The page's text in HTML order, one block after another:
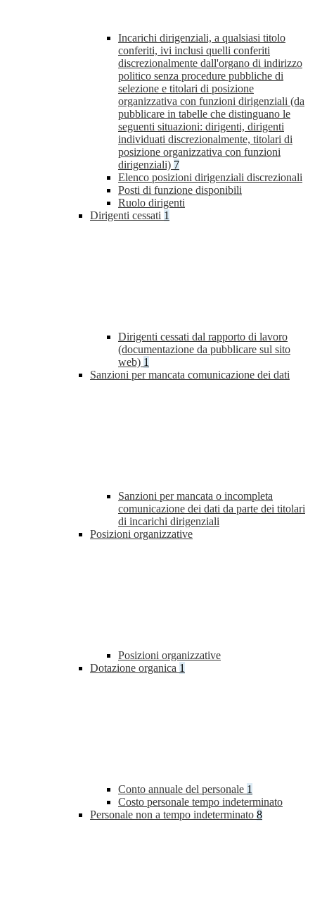
Incarichi dirigenziali, a qualsiasi titolo
conferiti, ivi inclusi quelli conferiti
discrezionalmente dall'organo di indirizzo
politico senza procedure pubbliche di
selezione e titolari di posizione
organizzativa con funzioni dirigenziali (da
pubblicare in tabelle che distinguano le
seguenti situazioni: dirigenti, dirigenti
individuati discrezionalmente, titolari di
posizione organizzativa con funzioni
dirigenziali) 7
Elenco posizioni dirigenziali discrezionali
Posti di funzione disponibili
Ruolo dirigenti
Dirigenti cessati 1
Dirigenti cessati dal rapporto di lavoro
(documentazione da pubblicare sul sito
web) 1
Sanzioni per mancata comunicazione dei dati
Sanzioni per mancata o incompleta
comunicazione dei dati da parte dei titolari
di incarichi dirigenziali
Posizioni organizzative
Posizioni organizzative
Dotazione organica 1
Conto annuale del personale 1
Costo personale tempo indeterminato
Personale non a tempo indeterminato 8